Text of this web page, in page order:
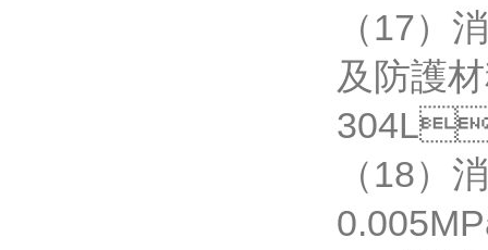
（17）
及防護
304L
（18）